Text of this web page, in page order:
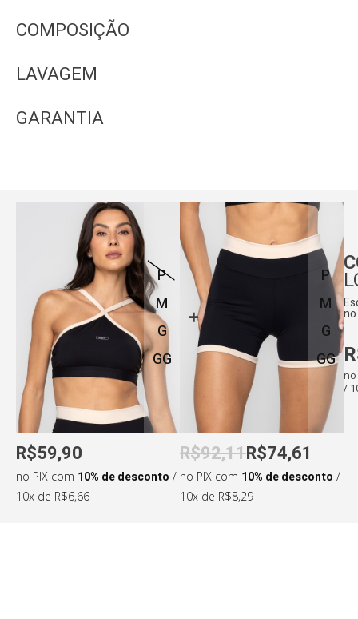
Medidas da modelo:
• Altura: 173cm
• Busto: 85cm
• Cintura: 65cm
• Quadril: 96cm
COMPOSIÇÃO
LAVAGEM
GARANTIA
R$59,90
no PIX com 10% de desconto /
10x de R$6,66
P
M
G
GG
R$92,11R$74,61
no PIX com 10% de desconto /
10x de R$8,29
P
M
G
GG
no
/